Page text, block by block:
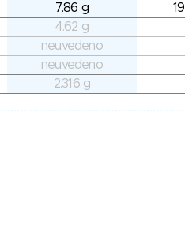
7.86 g
4.62 g
neuvedeno
neuvedeno
2.316 g